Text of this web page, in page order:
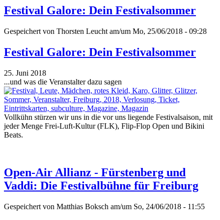
Festival Galore: Dein Festivalsommer
Gespeichert von Thorsten Leucht am/um Mo, 25/06/2018 - 09:28
Festival Galore: Dein Festivalsommer
25. Juni 2018
...und was die Veranstalter dazu sagen
Vollkühn stürzen wir uns in die vor uns liegende Festivalsaison, mit
jeder Menge Frei-Luft-Kultur (FLK), Flip-Flop Open und Bikini
Beats.
Open-Air Allianz - Fürstenberg und
Vaddi: Die Festivalbühne für Freiburg
Gespeichert von Matthias Boksch am/um So, 24/06/2018 - 11:55